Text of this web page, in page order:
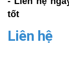
tốt
Liên hệ